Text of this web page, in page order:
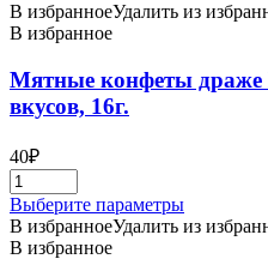
В избранноеУдалить из
В избранное
Мятные конфеты драже
вкусов, 16г.
40₽
Выберите параметрыЭтот
товар
В избранноеУдалить из
В избранное